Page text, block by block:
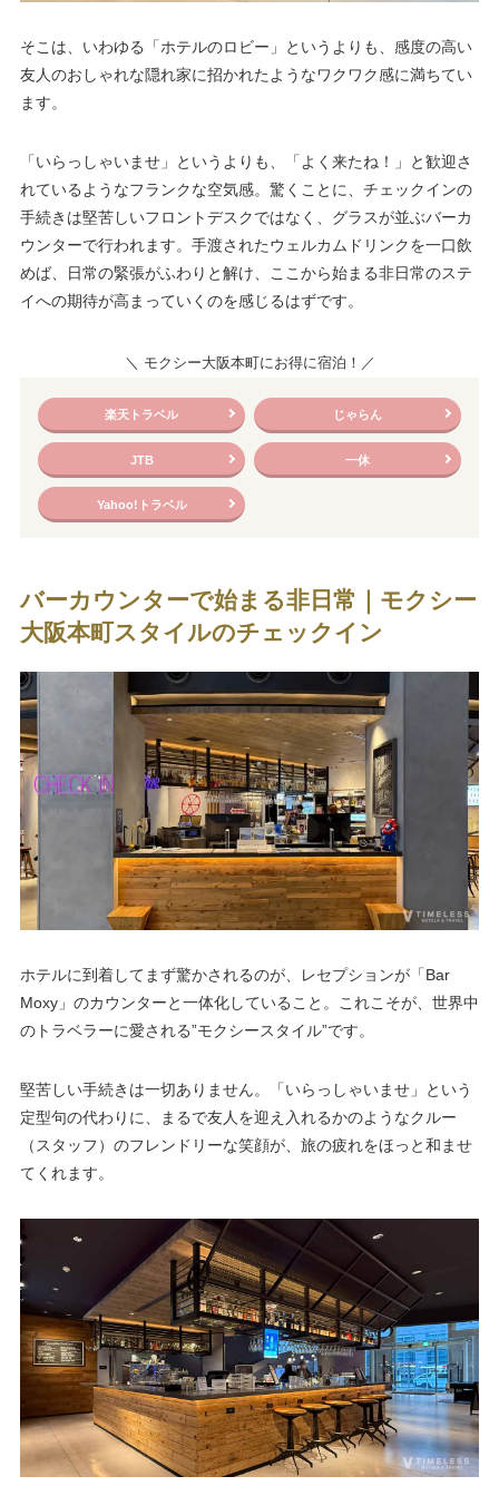
そこは、いわゆる「ホテルのロビー」というよりも、感度の高い
友人のおしゃれな隠れ家に招かれたようなワクワク感に満ちてい
ます。
「いらっしゃいませ」というよりも、「よく来たね！」と歓迎さ
れているようなフランクな空気感。驚くことに、チェックインの
手続きは堅苦しいフロントデスクではなく、グラスが並ぶバーカ
ウンターで行われます。手渡されたウェルカムドリンクを一口飲
めば、日常の緊張がふわりと解け、ここから始まる非日常のステ
イへの期待が高まっていくのを感じるはずです。
＼ モクシー大阪本町にお得に宿泊！／
楽天トラベル じゃらん
JTB 一休
Yahoo!トラベル
バーカウンターで始まる非日常｜モクシー
大阪本町スタイルのチェックイン
ホテルに到着してまず驚かされるのが、レセプションが「Bar
Moxy」のカウンターと一体化していること。これこそが、世界中
のトラベラーに愛される”モクシースタイル”です。
堅苦しい手続きは一切ありません。「いらっしゃいませ」という
定型句の代わりに、まるで友人を迎え入れるかのようなクルー
（スタッフ）のフレンドリーな笑顔が、旅の疲れをほっと和ませ
てくれます。